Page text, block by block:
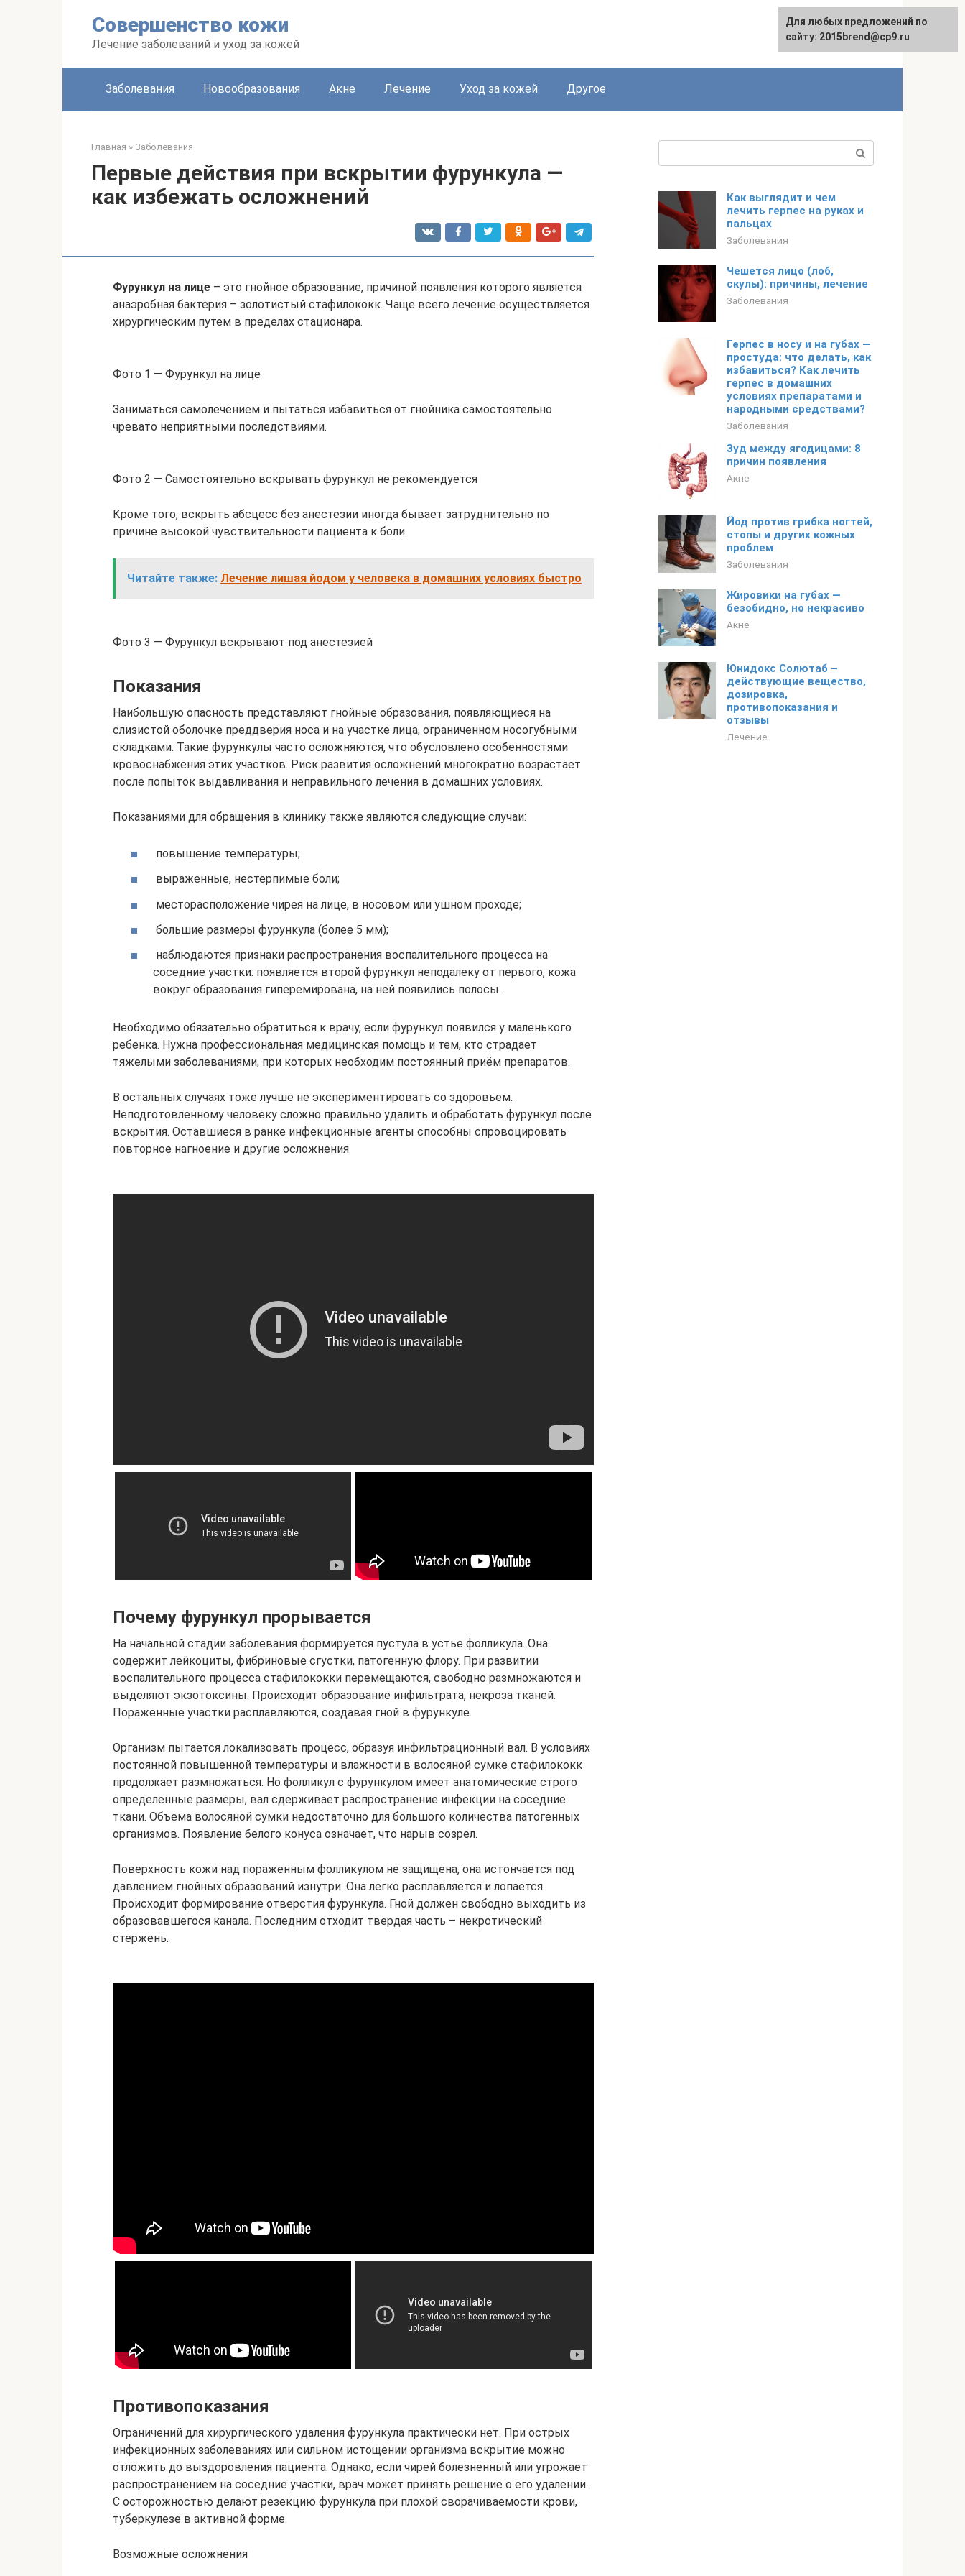
Совершенство кожи
Лечение заболеваний и уход за кожей
Заболевания Новообразования Акне Лечение Уход за кожей Другое
Главная » Заболевания
Первые действия при вскрытии фурункула —
как избежать осложнений
Фурункул на лице – это гнойное образование, причиной появления которого является
анаэробная бактерия – золотистый стафилококк. Чаще всего лечение осуществляется
хирургическим путем в пределах стационара.
Фото 1 — Фурункул на лице
Заниматься самолечением и пытаться избавиться от гнойника самостоятельно
чревато неприятными последствиями.
Фото 2 — Самостоятельно вскрывать фурункул не рекомендуется
Кроме того, вскрыть абсцесс без анестезии иногда бывает затруднительно по
причине высокой чувствительности пациента к боли.
Читайте также: Лечение лишая йодом у человека в домашних условиях быстро
Фото 3 — Фурункул вскрывают под анестезией
Показания
Наибольшую опасность представляют гнойные образования, появляющиеся на
слизистой оболочке преддверия носа и на участке лица, ограниченном носогубными
складками. Такие фурункулы часто осложняются, что обусловлено особенностями
кровоснабжения этих участков. Риск развития осложнений многократно возрастает
после попыток выдавливания и неправильного лечения в домашних условиях.
Показаниями для обращения в клинику также являются следующие случаи:
повышение температуры;
выраженные, нестерпимые боли;
месторасположение чирея на лице, в носовом или ушном проходе;
большие размеры фурункула (более 5 мм);
наблюдаются признаки распространения воспалительного процесса на
соседние участки: появляется второй фурункул неподалеку от первого, кожа
вокруг образования гиперемирована, на ней появились полосы.
Необходимо обязательно обратиться к врачу, если фурункул появился у маленького
ребенка. Нужна профессиональная медицинская помощь и тем, кто страдает
тяжелыми заболеваниями, при которых необходим постоянный приём препаратов.
В остальных случаях тоже лучше не экспериментировать со здоровьем.
Неподготовленному человеку сложно правильно удалить и обработать фурункул после
вскрытия. Оставшиеся в ранке инфекционные агенты способны спровоцировать
повторное нагноение и другие осложнения.
Почему фурункул прорывается
На начальной стадии заболевания формируется пустула в устье фолликула. Она
содержит лейкоциты, фибриновые сгустки, патогенную флору. При развитии
воспалительного процесса стафилококки перемещаются, свободно размножаются и
выделяют экзотоксины. Происходит образование инфильтрата, некроза тканей.
Пораженные участки расплавляются, создавая гной в фурункуле.
Организм пытается локализовать процесс, образуя инфильтрационный вал. В условиях
постоянной повышенной температуры и влажности в волосяной сумке стафилококк
продолжает размножаться. Но фолликул с фурункулом имеет анатомические строго
определенные размеры, вал сдерживает распространение инфекции на соседние
ткани. Объема волосяной сумки недостаточно для большого количества патогенных
организмов. Появление белого конуса означает, что нарыв созрел.
Поверхность кожи над пораженным фолликулом не защищена, она истончается под
давлением гнойных образований изнутри. Она легко расплавляется и лопается.
Происходит формирование отверстия фурункула. Гной должен свободно выходить из
образовавшегося канала. Последним отходит твердая часть – некротический
стержень.
Противопоказания
Ограничений для хирургического удаления фурункула практически нет. При острых
инфекционных заболеваниях или сильном истощении организма вскрытие можно
отложить до выздоровления пациента. Однако, если чирей болезненный или угрожает
распространением на соседние участки, врач может принять решение о его удалении.
С осторожностью делают резекцию фурункула при плохой сворачиваемости крови,
туберкулезе в активной форме.
Возможные осложнения
Как выглядит и чем
лечить герпес на руках и
пальцах
Заболевания
Чешется лицо (лоб,
скулы): причины, лечение
Заболевания
Герпес в носу и на губах —
простуда: что делать, как
избавиться? Как лечить
герпес в домашних
условиях препаратами и
народными средствами?
Заболевания
Зуд между ягодицами: 8
причин появления
Акне
Йод против грибка ногтей,
стопы и других кожных
проблем
Заболевания
Жировики на губах —
безобидно, но некрасиво
Акне
Юнидокс Солютаб –
действующие вещество,
дозировка,
противопоказания и
отзывы
Лечение
Для любых предложений по
сайту: 2015brend@cp9.ru